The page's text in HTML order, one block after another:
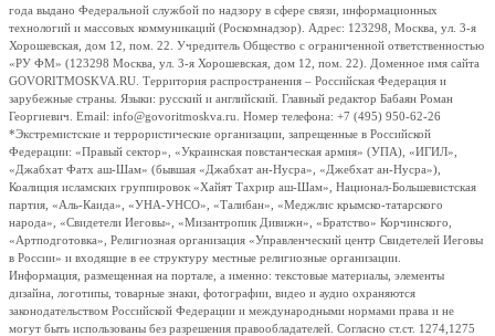
года выдано Федеральной службой по надзору в сфере связи, информационных
технологий и массовых коммуникаций (Роскомнадзор). Адрес: 123298, Москва, ул. 3-я
Хорошевская, дом 12, пом. 22. Учредитель Общество с ограниченной ответственностью
«РУ ФМ» (123298 Москва, ул. 3-я Хорошевская, дом 12, пом. 22). Доменное имя сайта
GOVORITMOSKVA.RU. Территория распространения – Российская Федерация и
зарубежные страны. Языки: русский и английский. Главный редактор Бабаян Роман
Георгиевич. Email: info@govoritmoskva.ru. Номер телефона: +7 (495) 950-62-26
*Экстремистские и террористические организации, запрещенные в Российской
Федерации: «Правый сектор», «Украинская повстанческая армия» (УПА), «ИГИЛ»,
«Джабхат Фатх аш-Шам» (бывшая «Джабхат ан-Нусра», «Джебхат ан-Нусра»),
Коалиция исламских группировок «Хайят Тахрир аш-Шам», Национал-Большевистская
партия, «Аль-Каида», «УНА-УНСО», «Талибан», «Меджлис крымско-татарского
народа», «Свидетели Иеговы», «Мизантропик Дивижн», «Братство» Корчинского,
«Артподготовка», Религиозная организация «Управленческий центр Свидетелей Иеговы
в России» и входящие в ее структуру местные религиозные организации.
Информация, размещенная на портале, а именно: текстовые материалы, элементы
дизайна, логотипы, товарные знаки, фотографии, видео и аудио охраняются
законодательством Российской Федерации и международными нормами права и не
могут быть использованы без разрешения правообладателей. Согласно ст.ст. 1274,1275